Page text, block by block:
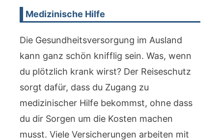
Medizinische Hilfe
Die Gesundheitsversorgung im Ausland
kann ganz schön knifflig sein. Was, wenn
du plötzlich krank wirst? Der Reiseschutz
sorgt dafür, dass du Zugang zu
medizinischer Hilfe bekommst, ohne dass
du dir Sorgen um die Kosten machen
musst. Viele Versicherungen arbeiten mit